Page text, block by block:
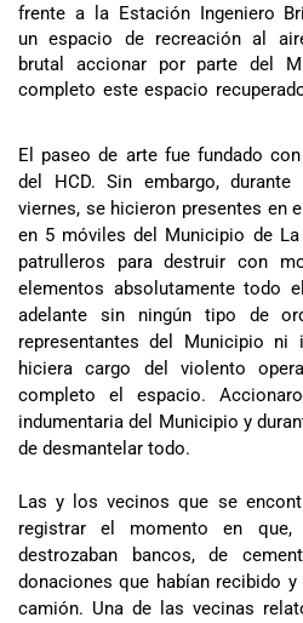
frente a la Estación Ingeniero
un espacio de recreación al
brutal accionar por parte del
completo este espacio
El paseo de arte fue fundado
del HCD. Sin embargo,
viernes, se hicieron presentes en
en 5 móviles del Municipio de
patrulleros para destruir con
elementos absolutamente todo
adelante sin ningún tipo de
representantes del Municipio
hiciera cargo del violento
completo el espacio.
indumentaria del Municipio y
de desmantelar todo.
Las y los vecinos que se
registrar el momento en que,
destrozaban bancos, de
donaciones que habían recibido
camión. Una de las vecinas